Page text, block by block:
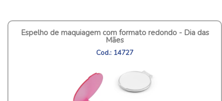
Espelho de maquiagem com formato redondo - Dia das
Mães
Cod.: 14727